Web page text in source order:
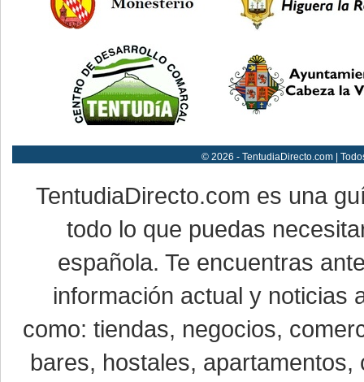
© 2026 - TentudiaDirecto.com |
TentudiaDirecto.com es una
todo lo que puedas
española. Te encuentras
información actual y noticias
como: tiendas, negocios,
bares, hostales,